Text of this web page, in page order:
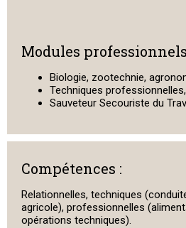
Modules
Biologie, zootechnie,
Techniques
Sauveteur Secouriste du
Compétences :
Relationnelles, techniques
agricole), professionnelles
opérations techniques).